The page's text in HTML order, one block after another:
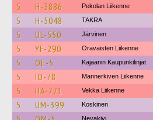
5 H-3886 Pekolan Liikenne
5 H-5048 TAKRA
5 UL-550 Järvinen
5 YF-290 Oravaisten Liikenne
5 OE-5 Kajaanin Kaupunkilinjat
5 IO-78 Mannerkiven Liikenne
5 HA-771 Vekka Liikenne
5 UM-399 Koskinen
Nevakivi